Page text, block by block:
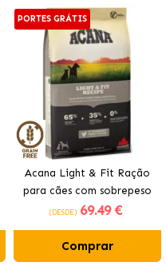
PORTES GRÁTIS
Acana Light & Fit Ração
para cães com sobrepeso
com frango fresco
(DESDE) 69.49 €
Comprar